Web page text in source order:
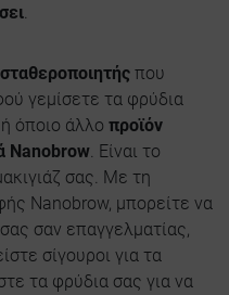
.
που
γεμίσετε τα φρύδια
όποιο άλλο προϊόν
Nanobrow. Είναι το
σας. Με τη
Nanobrow, μπορείτε να
σαν επαγγελματίας,
σίγουροι για τα
τα φρύδια σας για να